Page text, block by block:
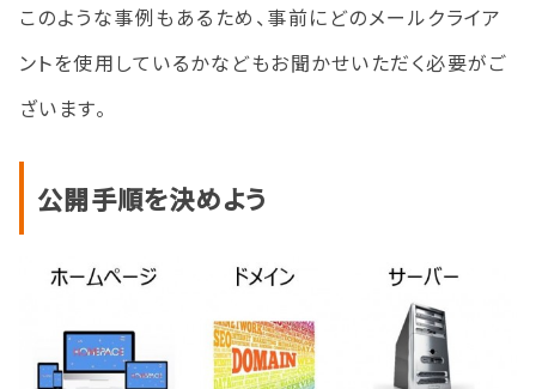
このような事例もあるため、事前にどのメールクライア
ントを使用しているかなどもお聞かせいただく必要がご
ざいます。
公開手順を決めよう